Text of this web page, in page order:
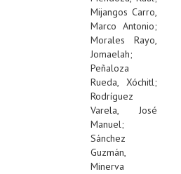
Mijangos Carro,
Marco Antonio;
Morales Rayo,
Jomaelah;
Peñaloza
Rueda, Xóchitl;
Rodríguez
Varela, José
Manuel;
Sánchez
Guzmán,
Minerva